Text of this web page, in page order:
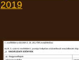
2019